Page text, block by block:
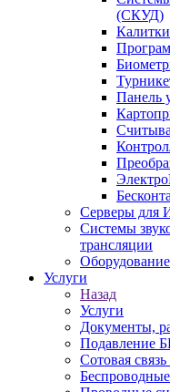
(СКУД)
Калитки
Панель
Серверы для
Системы
трансляции
Услуги
Назад
Услуги
Документы,
Подавление
Сотовая
Беспроводные